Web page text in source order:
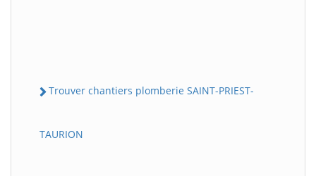
Trouver chantiers plomberie SAINT-PRIEST-
TAURION